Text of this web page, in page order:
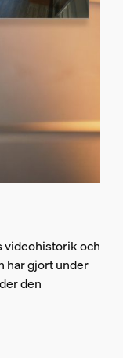
videohistorik och
har gjort under
den